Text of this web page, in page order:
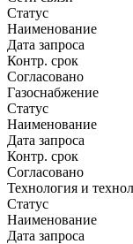
Статус
Наименование
Дата запроса
Контр. срок
Согласовано
Газоснабжение
Статус
Наименование
Дата запроса
Контр. срок
Согласовано
Технология и
Статус
Наименование
Дата запроса